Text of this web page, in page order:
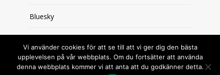
Bluesky
Vi använder cookies för att se till att vi ger dig den bästa
upplevelsen på vår webbplats. Om du fortsätter att använda
denna webbplats kommer vi att anta att du godkänner detta.